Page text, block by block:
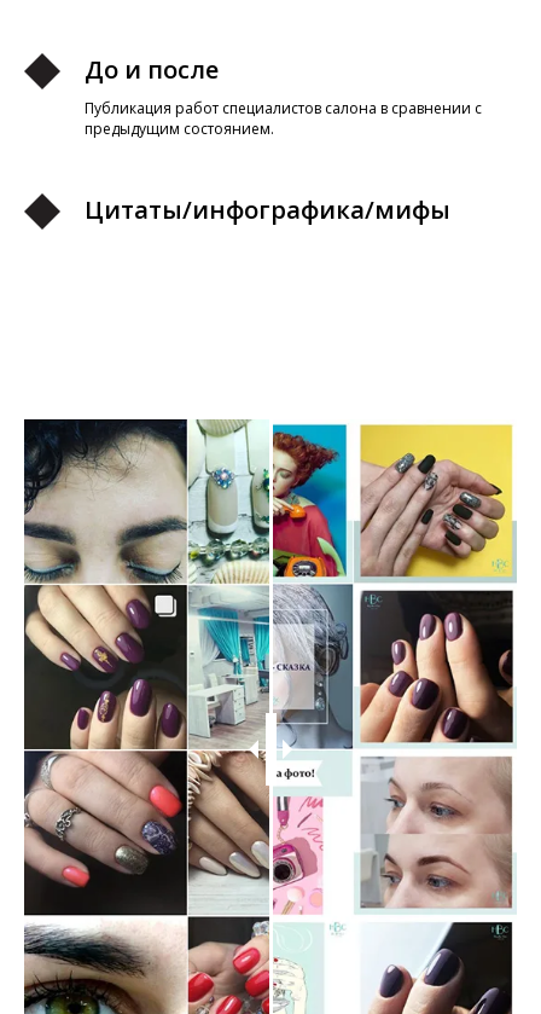
До и после
Публикация работ специалистов салона в сравнении с
предыдущим состоянием.
Цитаты/инфографика/мифы